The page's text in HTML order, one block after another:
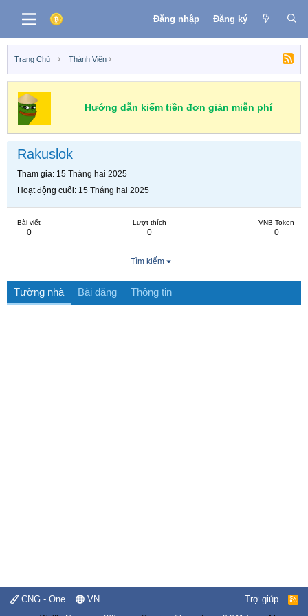
Đăng nhập Đăng ký
Trang Chủ Thành Viên
Hướng dẫn kiếm tiền đơn giản miễn phí
Rakuslok
Tham gia 15 Tháng hai 2025
Hoạt động cuối 15 Tháng hai 2025
Bài viết
0
Lượt thích
0
VNB Token
0
Tìm kiếm
Tường nhà Bài đăng Thông tin
CNG - One VN Trợ giúp
R